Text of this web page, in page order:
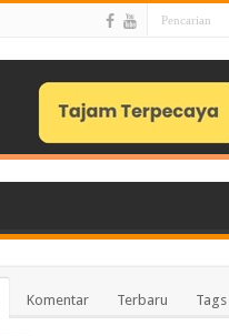
Komentar Terbaru Tags